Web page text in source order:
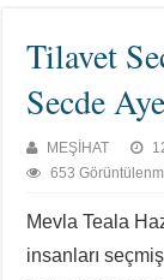
Tilavet
Secde
MEŞİHAT
653
Mevla Teala
insanları